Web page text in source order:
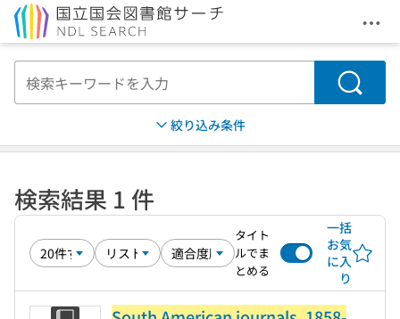
メ
検索
絞り込み条件
検索結果 1 件
タイト
ルでま
とめる
一括
お気
に入
り